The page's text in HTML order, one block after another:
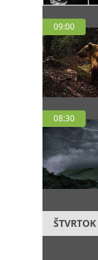
09:00
08:30
ŠTVRTOK